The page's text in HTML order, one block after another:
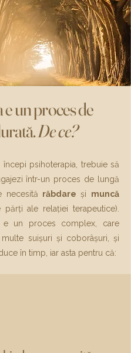
un proces de
De ce?
începi psihoterapia, trebuie să
într-un proces de lungă
necesită răbdareși muncă
părți ale relației terapeutice).
e un proces complex, care
multe suișuri și coborâșuri, și
în timp, iar asta pentru că: